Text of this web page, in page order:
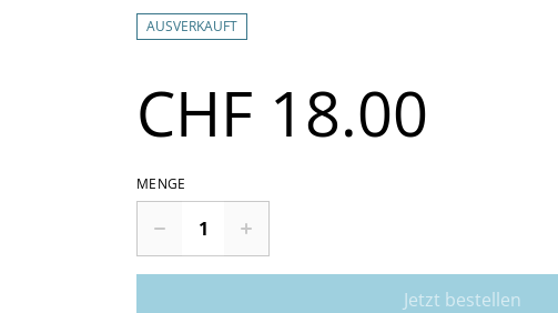
AUSVERKAUFT
CHF 18.00
MENGE
Jetzt bestellen